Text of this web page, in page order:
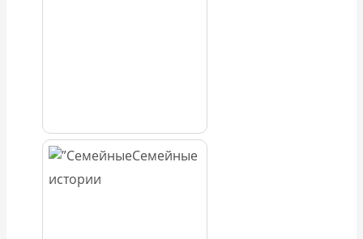
Семейные
истории